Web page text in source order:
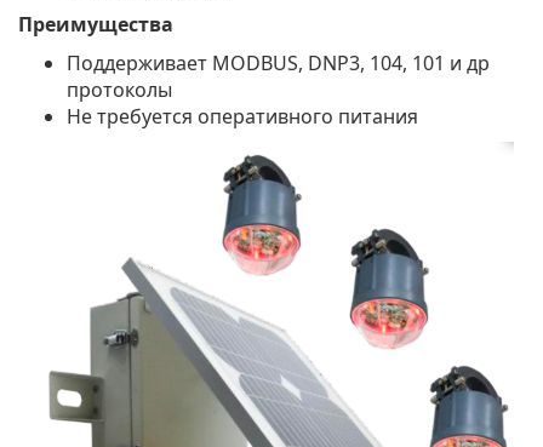
Преимущества
Поддерживает MODBUS, DNP3, 104, 101 и др
протоколы
Не требуется оперативного питания